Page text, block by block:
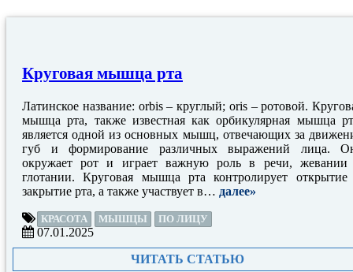
Круговая мышца рта
Латинское название: orbis – круглый; oris – ротовой.
мышца рта, также известная как орбикулярная мышца
является одной из основных мышц, отвечающих за
губ и формирование различных выражений лица.
окружает рот и играет важную роль в речи,
глотании. Круговая мышца рта контролирует
закрытие рта, а также участвует в… далее»
КРАСОТА МЫШЦЫ ПО ЛИЦУ
07.01.2025
ЧИТАТЬ СТАТЬЮ